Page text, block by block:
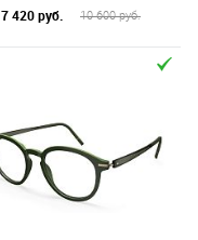
7 420 руб. 10 600 руб.